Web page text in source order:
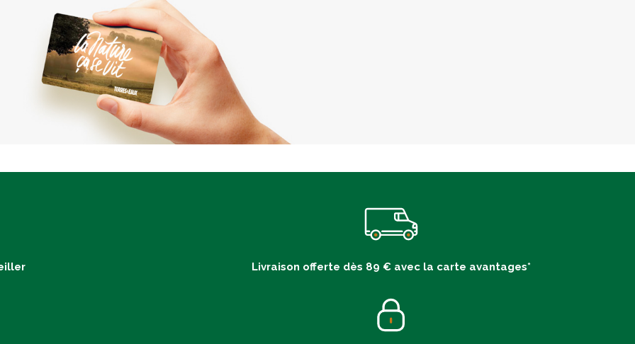
Livraison offerte dès 89 € avec la carte avantages*